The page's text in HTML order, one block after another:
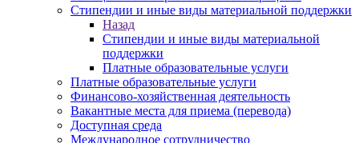
Стипендии и иные виды материальной поддержки
Назад
Стипендии и иные виды материальной
поддержки
Платные образовательные услуги
Платные образовательные услуги
Финансово-хозяйственная деятельность
Вакантные места для приема (перевода)
Доступная среда
Международное сотрудничество